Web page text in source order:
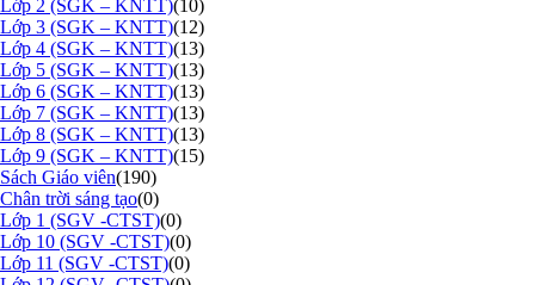
Lớp 2 (SGK – KNTT)(10)
Lớp 3 (SGK – KNTT)(12)
Lớp 4 (SGK – KNTT)(13)
Lớp 5 (SGK – KNTT)(13)
Lớp 6 (SGK – KNTT)(13)
Lớp 7 (SGK – KNTT)(13)
Lớp 8 (SGK – KNTT)(13)
Lớp 9 (SGK – KNTT)(15)
Sách Giáo viên(190)
Chân trời sáng tạo(0)
Lớp 1 (SGV -CTST)(0)
Lớp 10 (SGV -CTST)(0)
Lớp 11 (SGV -CTST)(0)